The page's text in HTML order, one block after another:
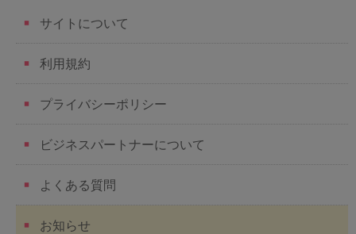
サイトについて
利用規約
プライバシーポリシー
ビジネスパートナーについて
よくある質問
お知らせ